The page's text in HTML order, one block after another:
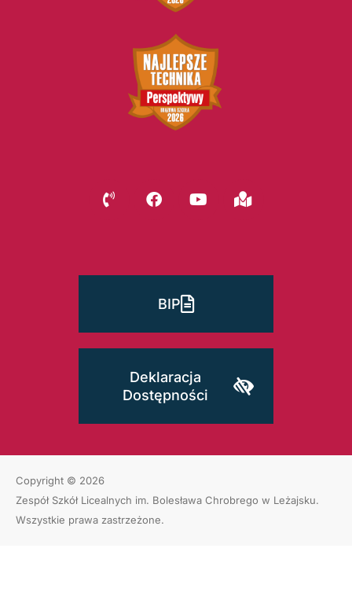
BIP
Deklaracja
Dostępności
Copyright © 2026
Zespół Szkół Licealnych im. Bolesława Chrobrego w Leżajsku.
Wszystkie prawa zastrzeżone.